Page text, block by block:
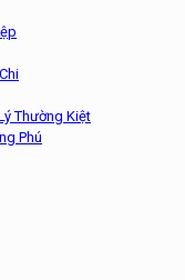
Thường Kiệt
Phú